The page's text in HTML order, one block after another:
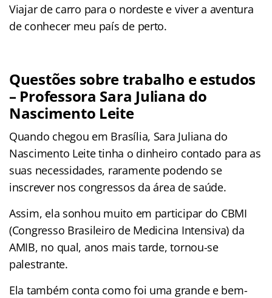
Viajar de carro para o nordeste e viver a aventura
de conhecer meu país de perto.
Questões sobre trabalho e estudos
– Professora Sara Juliana do
Nascimento Leite
Quando chegou em Brasília, Sara Juliana do
Nascimento Leite tinha o dinheiro contado para as
suas necessidades, raramente podendo se
inscrever nos congressos da área de saúde.
Assim, ela sonhou muito em participar do CBMI
(Congresso Brasileiro de Medicina Intensiva) da
AMIB, no qual, anos mais tarde, tornou-se
palestrante.
Ela também conta como foi uma grande e bem-